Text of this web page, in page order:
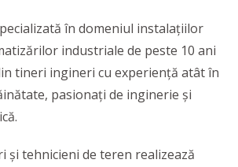
în domeniul instalaţiilor
industriale de peste 10 ani
tineri ingineri cu experienţă atât în
pasionaţi de inginerie şi
şi tehnicieni de teren realizează